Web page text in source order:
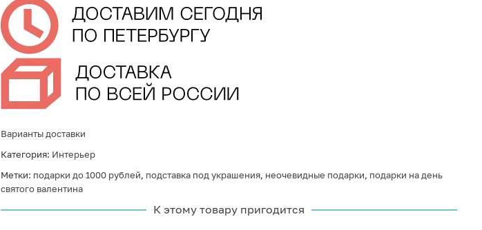
Варианты доставки
Категория: Интерьер
Метки: подарки до 1000 рублей, подставка под украшения, неочевидные подарки, подарки на день
святого валентина
К этому товару пригодится